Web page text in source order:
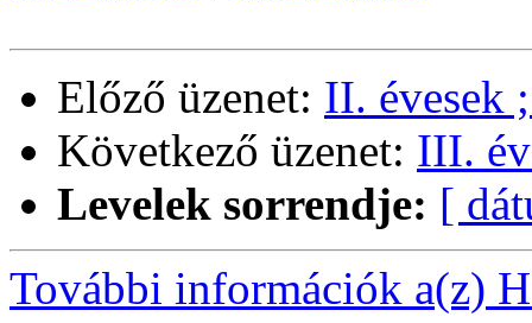
Előző üzenet: II. évesek
Következő üzenet: III.
Levelek sorrendje: [
További információk a(z)